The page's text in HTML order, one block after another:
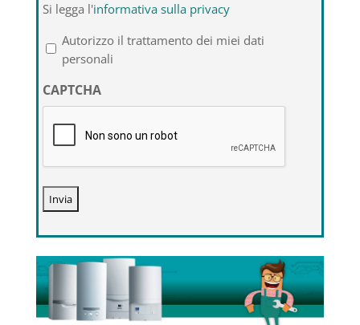
legga
l'informativa
sulla
privacy
*
Si legga l'informativa sulla privacy
Autorizzo il trattamento dei miei dati
personali
CAPTCHA